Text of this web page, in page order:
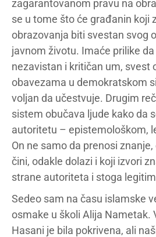
zagarantovanom pravu na
se u tome što će građanin koji
obrazovanja biti svestan svog
javnom životu. Imaće prilike
nezavistan i kritičan um, svest
obavezama u demokratskom
voljan da učestvuje. Drugim
sistem obučava ljude kako da
autoritetu – epistemološkom,
On ne samo da prenosi
čini, odakle dolazi i koji izvori
strane autoriteta i stoga
Sedeo sam na času islamske
osmake u školi Alija Nametak.
Hasani je bila pokrivena, ali